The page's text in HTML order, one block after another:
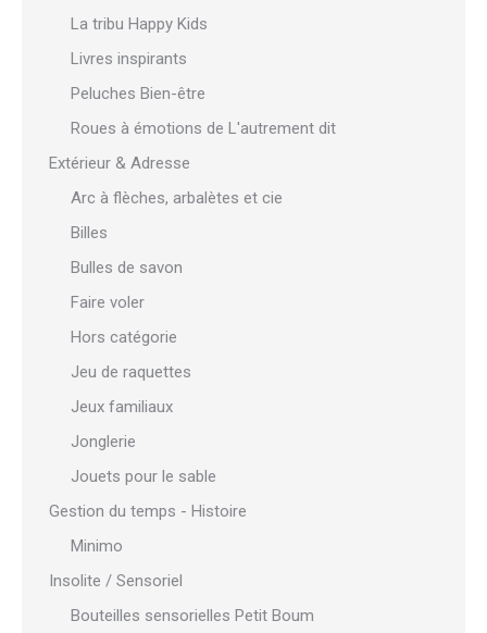
La tribu Happy Kids
Livres inspirants
Peluches Bien-être
Roues à émotions de L'autrement dit
Extérieur & Adresse
Arc à flèches, arbalètes et cie
Billes
Bulles de savon
Faire voler
Hors catégorie
Jeu de raquettes
Jeux familiaux
Jonglerie
Jouets pour le sable
Gestion du temps - Histoire
Minimo
Insolite / Sensoriel
Bouteilles sensorielles Petit Boum